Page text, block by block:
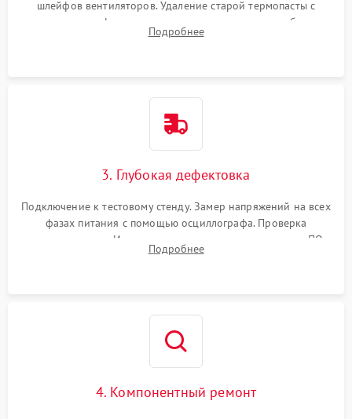
шлейфов вентиляторов. Удаление старой термопасты с
кристалла графического чипа и термопрокладок с банок
памяти и зоны VRM. Очистка платы от пыли и окислов.
Подробнее
3. Глубокая дефектовка
Подключение к тестовому стенду. Замер напряжений на всех
фазах питания с помощью осциллографа. Проверка
инициализации. Использование специализированного ПО
MATS
Подробнее
4. Компонентный ремонт